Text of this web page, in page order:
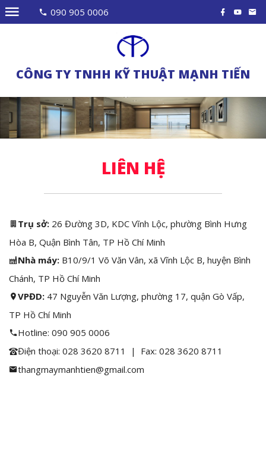
090 905 0006
CÔNG TY TNHH KỸ THUẬT MẠNH TIẾN
LIÊN HỆ
Trụ sở: 26 Đường 3D, KDC Vĩnh Lộc, phường Bình Hưng
Hòa B, Quận Bình Tân, TP Hồ Chí Minh
Nhà máy: B10/9/1 Võ Văn Vân, xã Vĩnh Lộc B, huyện Bình
Chánh, TP Hồ Chí Minh
VPĐD: 47 Nguyễn Văn Lượng, phường 17, quận Gò Vấp,
TP Hồ Chí Minh
Hotline: 090 905 0006
Điện thoại: 028 3620 8711
| Fax: 028 3620 8711
thangmaymanhtien@gmail.com